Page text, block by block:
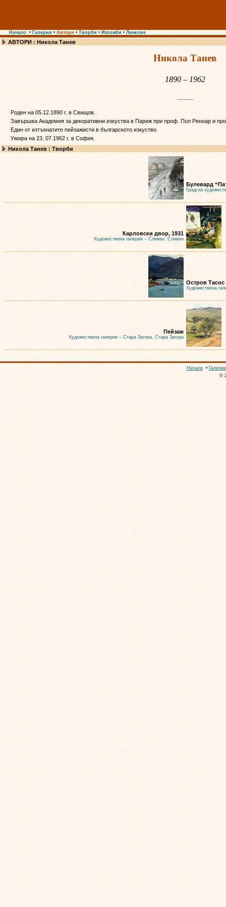
Начало • Галерии • Автори • Творби • Изложби • Линкове
АВТОРИ : Никола Танев
Никола Танев
1890 – 1962
Роден на 05.12.1890 г. в Свищов.
Завършва Академия за декоративни изкуства в Париж при проф. Пол Реноар и
Един от изтъкнатите пейзажисти в българското изкуство.
Умира на 23. 07.1962 г. в София.
Никола Танев : Творби
Булевард
Градска
Карловски двор, 1931
Художествена галерия – Сливен, Сливен
Остров Тасос
Художествена
Пейзаж
Художествена галерия – Стара Загора, Стара Загора
Начало • Галерии
©